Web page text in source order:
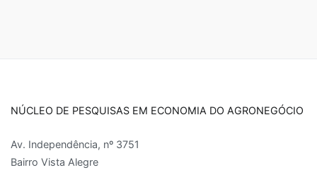
NÚCLEO DE PESQUISAS EM ECONOMIA DO AGRONEGÓCIO
Av. Independência, nº 3751
Bairro Vista Alegre